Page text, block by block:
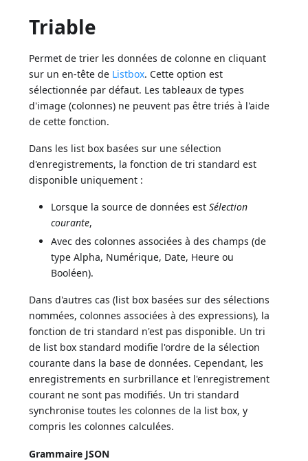
Triable
Permet de trier les données de colonne en cliquant
sur un en-tête de Listbox. Cette option est
sélectionnée par défaut. Les tableaux de types
d'image (colonnes) ne peuvent pas être triés à l'aide
de cette fonction.
Dans les list box basées sur une sélection
d'enregistrements, la fonction de tri standard est
disponible uniquement :
Lorsque la source de données estSélection
courante,
Avec des colonnes associées à des champs (de
type Alpha, Numérique, Date, Heure ou
Booléen).
Dans d'autres cas (list box basées sur des sélections
nommées, colonnes associées à des expressions), la
fonction de tri standard n'est pas disponible. Un tri
de list box standard modifie l'ordre de la sélection
courante dans la base de données. Cependant, les
enregistrements en surbrillance et l'enregistrement
courant ne sont pas modifiés. Un tri standard
synchronise toutes les colonnes de la list box, y
compris les colonnes calculées.
Grammaire JSON